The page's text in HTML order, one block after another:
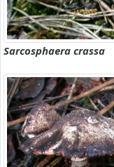
Sarcosphaera crassa